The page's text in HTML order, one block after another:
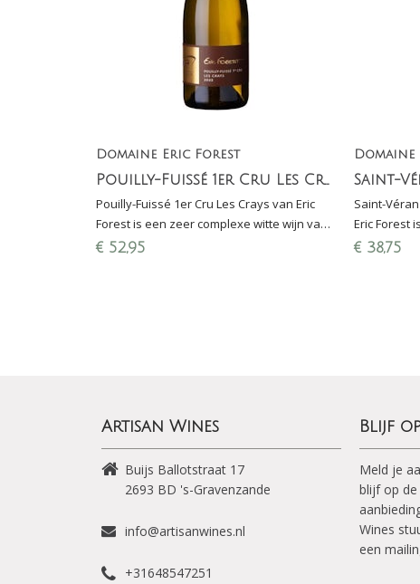
Domaine Eric Forest
Pouilly-Fuissé 1er Cru Les Crays - Eric Forest
Pouilly-Fuissé 1er Cru Les Crays van Eric
Forest is een zeer complexe witte wijn van
Chardonnay uit het zuiden van de
€ 52,95
Saint-
Eric Forest
die niet
€ 38,75
Artisan Wines
Buijs Ballotstraat 17
2693 BD 's-Gravenzande
info@artisanwines.nl
+31648547251
Blijf
Meld je
blijf op
Wines
een